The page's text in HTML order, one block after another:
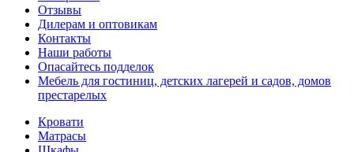
Отзывы
Дилерам и оптовикам
Контакты
Наши работы
Опасайтесь подделок
Мебель для гостиниц, детских лагерей и садов, домов
престарелых
Кровати
Матрасы